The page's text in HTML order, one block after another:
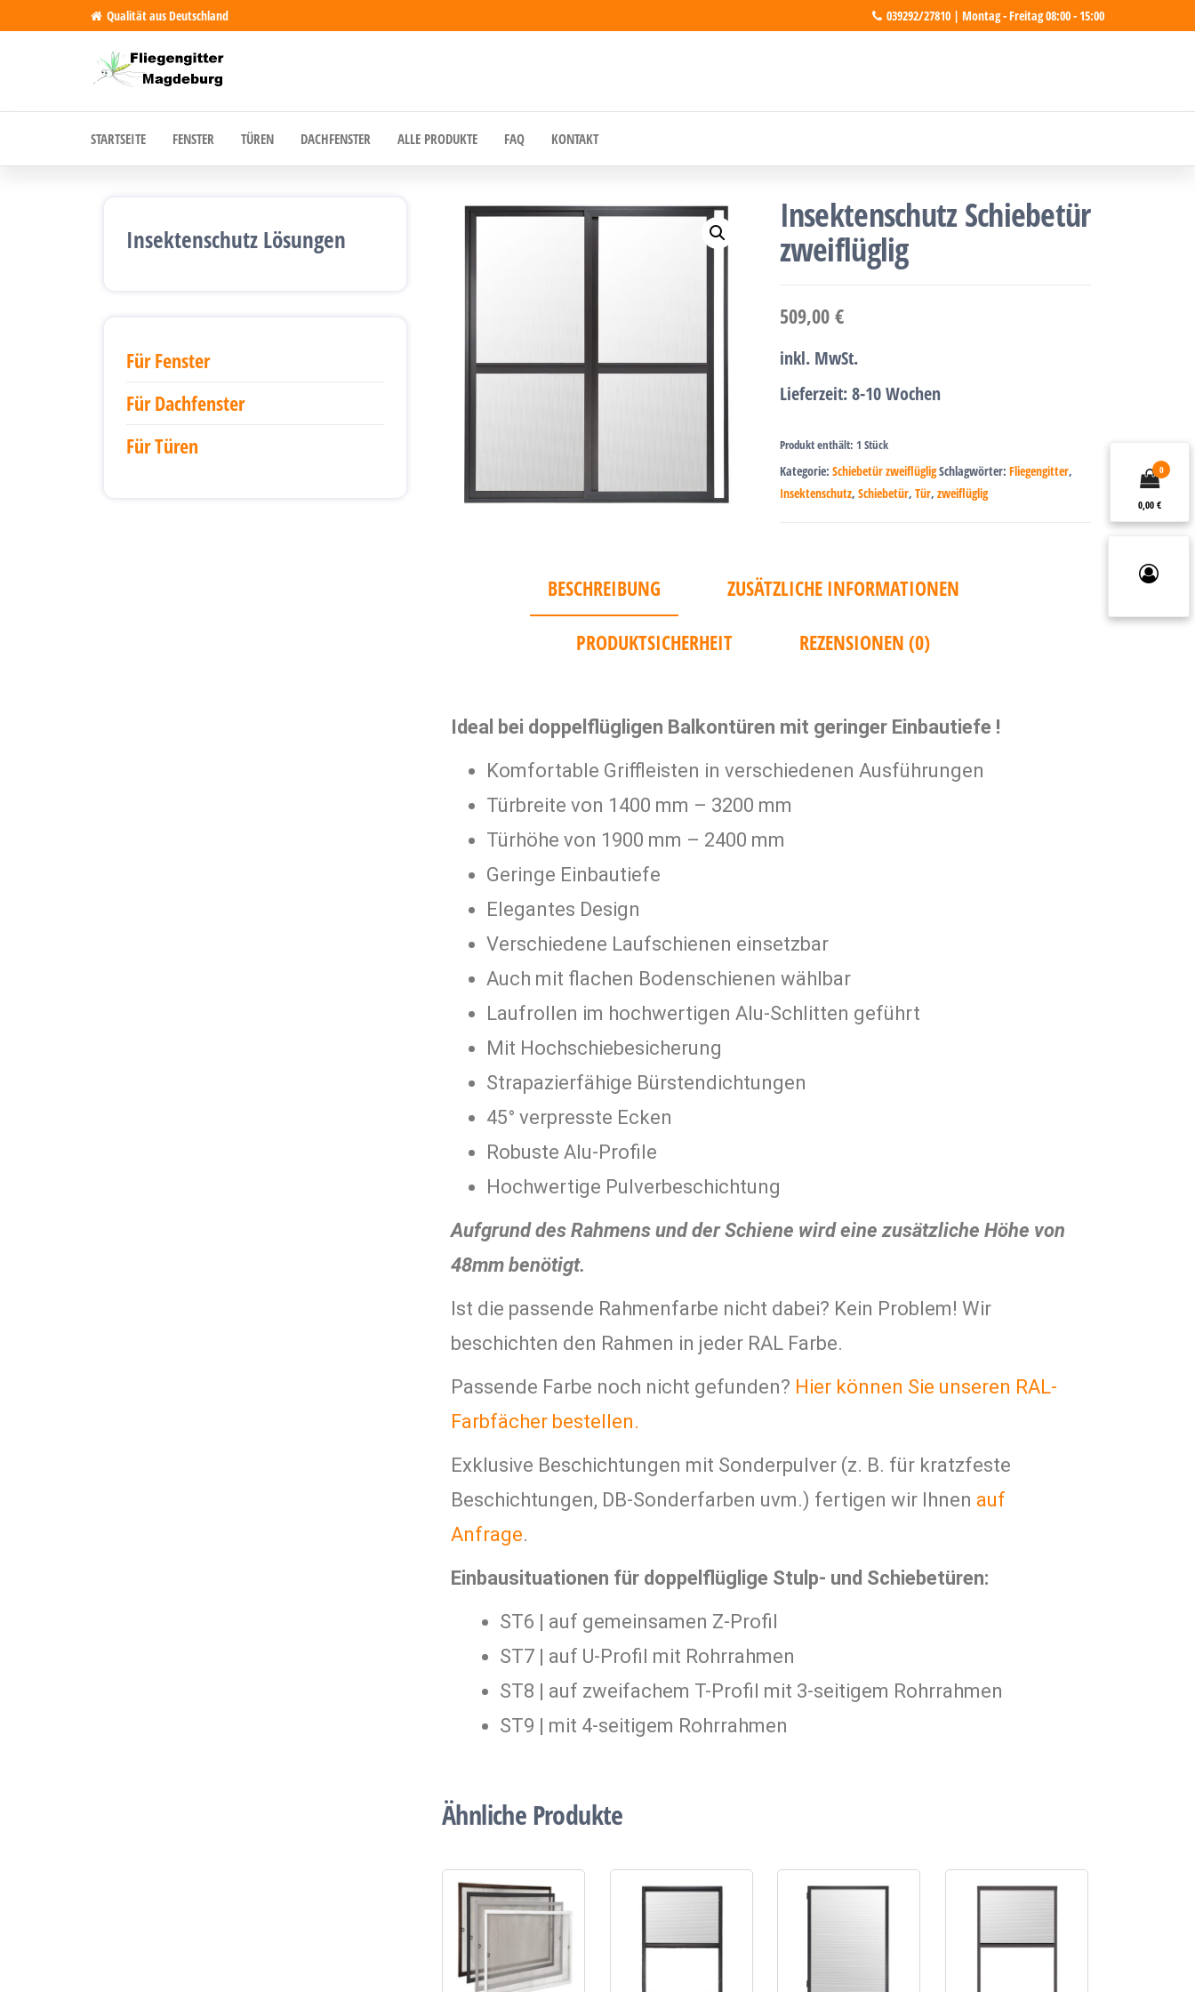
Qualität aus Deutschland 039292/27810 | Montag - Freitag 08:00 - 15:00
und Region.
Made in
STARTSEITE FENSTER TÜREN DACHFENSTER ALLE PRODUKTE FAQ KONTAKT
Insektenschutz Schiebetür
zweiflüglig
509,00 €
inkl. MwSt.
Lieferzeit:8-10 Wochen
Produkt enthält: 1 Stück
Kategorie: Schiebetür zweiflügligSchlagwörter: Fliegengitter,
Insektenschutz, Schiebetür, Tür, zweiflüglig
BESCHREIBUNG ZUSÄTZLICHE INFORMATIONEN
PRODUKTSICHERHEIT REZENSIONEN (0)
Ideal bei doppelflügligen Balkontüren mit geringer Einbautiefe !
Komfortable Griffleisten in verschiedenen Ausführungen
Türbreite von 1400 mm – 3200 mm
Türhöhe von 1900 mm – 2400 mm
Geringe Einbautiefe
Elegantes Design
Verschiedene Laufschienen einsetzbar
Auch mit flachen Bodenschienen wählbar
Laufrollen im hochwertigen Alu-Schlitten geführt
Mit Hochschiebesicherung
Strapazierfähige Bürstendichtungen
45° verpresste Ecken
Robuste Alu-Profile
Hochwertige Pulverbeschichtung
Aufgrund des Rahmens und der Schiene wird eine zusätzliche Höhe von
48mm benötigt.
Ist die passende Rahmenfarbe nicht dabei? Kein Problem! Wir
beschichten den Rahmen in jeder RAL Farbe.
Passende Farbe noch nicht gefunden? Hier können Sie unseren RAL-
Farbfächer bestellen.
Exklusive Beschichtungen mit Sonderpulver (z. B. für kratzfeste
Beschichtungen, DB-Sonderfarben uvm.) fertigen wir Ihnen auf
Anfrage.
Einbausituationen für doppelflüglige Stulp- und Schiebetüren:
ST6 | auf gemeinsamen Z-Profil
ST7 | auf U-Profil mit Rohrrahmen
ST8 | auf zweifachem T-Profil mit 3-seitigem Rohrrahmen
ST9 | mit 4-seitigem Rohrrahmen
Ähnliche Produkte
Insektenschutz Lösungen
Für Fenster
Für Dachfenster
Für Türen
0
0,00 €